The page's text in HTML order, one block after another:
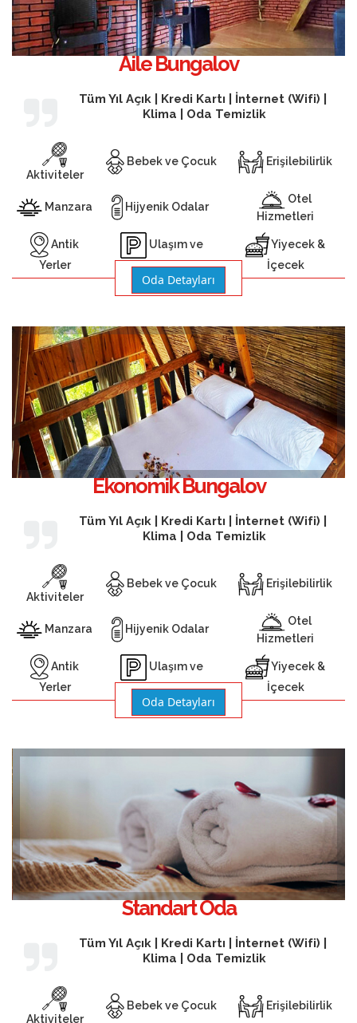
Aile Bungalov
Tüm Yıl Açık | Kredi Kartı | İnternet (Wifi) |
Klima | Oda Temizlik
Aktiviteler
Bebek ve Çocuk Erişilebilirlik
Manzara Hijyenik Odalar
Otel
Hizmetleri
Antik
Yerler
Ulaşım ve
Otopark
Yiyecek &
İçecek
Oda Detayları
Ekonomik Bungalov
Tüm Yıl Açık | Kredi Kartı | İnternet (Wifi) |
Klima | Oda Temizlik
Aktiviteler
Bebek ve Çocuk Erişilebilirlik
Manzara Hijyenik Odalar
Otel
Hizmetleri
Antik
Yerler
Ulaşım ve
Otopark
Yiyecek &
İçecek
Oda Detayları
Standart Oda
Tüm Yıl Açık | Kredi Kartı | İnternet (Wifi) |
Klima | Oda Temizlik
Aktiviteler
Bebek ve Çocuk Erişilebilirlik